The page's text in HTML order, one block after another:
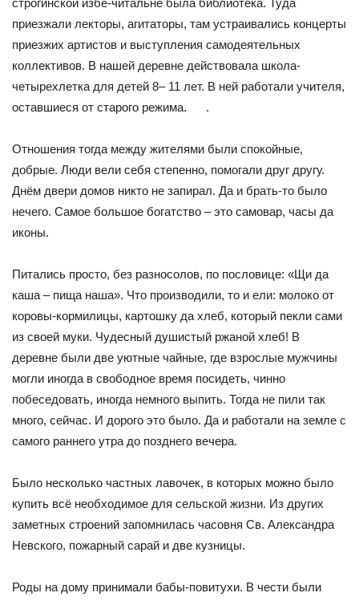
строгинской избе-читальне была библиотека. Туда
приезжали лекторы, агитаторы, там устраивались концерты
приезжих артистов и выступления самодеятельных
коллективов. В нашей деревне действовала школа-
четырехлетка для детей 8– 11 лет. В ней работали учителя,
оставшиеся от старого режима. .
Отношения тогда между жителями были спокойные,
добрые. Люди вели себя степенно, помогали друг другу.
Днём двери домов никто не запирал. Да и брать-то было
нечего. Самое большое богатство – это самовар, часы да
иконы.
Питались просто, без разносолов, по пословице: «Щи да
каша – пища наша». Что производили, то и ели: молоко от
коровы-кормилицы, картошку да хлеб, который пекли сами
из своей муки. Чудесный душистый ржаной хлеб! В
деревне были две уютные чайные, где взрослые мужчины
могли иногда в свободное время посидеть, чинно
побеседовать, иногда немного выпить. Тогда не пили так
много, сейчас. И дорого это было. Да и работали на земле с
самого раннего утра до позднего вечера.
Было несколько частных лавочек, в которых можно было
купить всё необходимое для сельской жизни. Из других
заметных строений запомнилась часовня Св. Александра
Невского, пожарный сарай и две кузницы.
Роды на дому принимали бабы-повитухи. В чести были